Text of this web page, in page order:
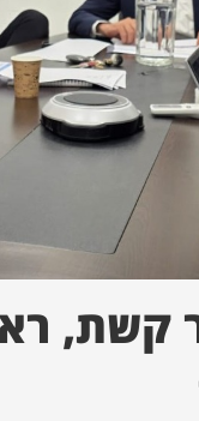
קשת,